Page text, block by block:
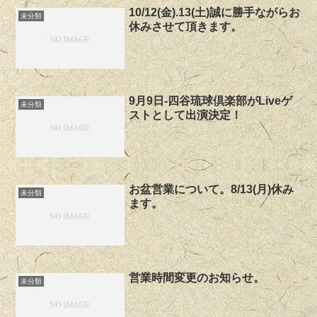
未分類
10/12(金).13(土)誠に勝手ながらお
休みさせて頂きます。
未分類
9月9日-四谷琉球倶楽部がLiveゲ
ストとして出演決定！
未分類
お盆営業について。8/13(月)休み
ます。
未分類 営業時間変更のお知らせ。